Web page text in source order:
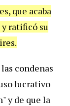
, que acaba
y ratificó su
.
las condenas
lucrativo
"y de que la